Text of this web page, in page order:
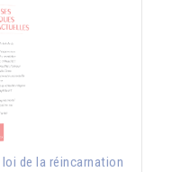
de la réincarnation